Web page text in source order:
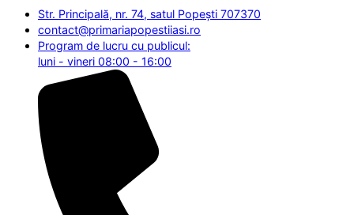
Str. Principală, nr. 74, satul Popești 707370
contact@primariapopestiiasi.ro
Program de lucru cu publicul:
luni - vineri 08:00 - 16:00